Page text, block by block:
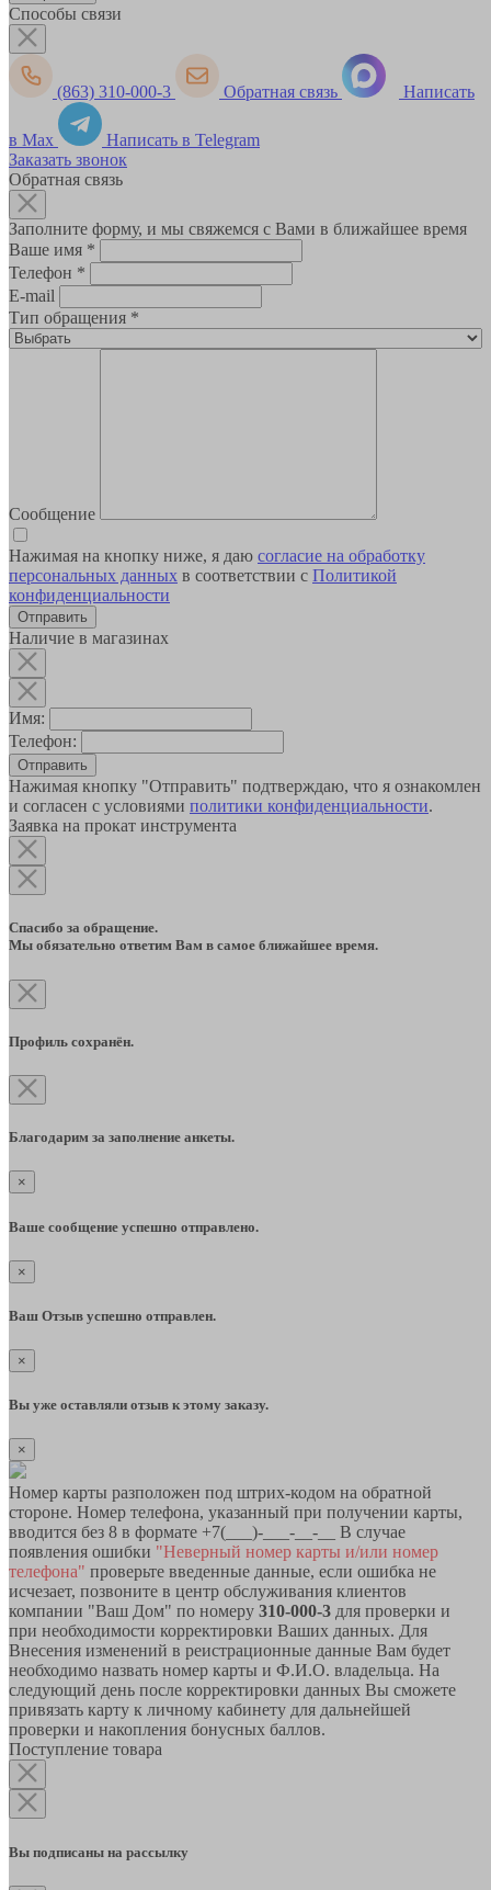
Способы связи
(863) 310-000-3 Обратная связь Написать
в Max
Написать в Telegram
Заказать звонок
Обратная связь
Заполните форму, и мы свяжемся с Вами в ближайшее время
Ваше имя *
Телефон *
E-mail
Тип обращения *
Сообщение
Нажимая на кнопку ниже, я даю согласие на обработку
персональных данных в соответствии с Политикой
конфиденциальности
Наличие в магазинах
Имя:
Телефон:
Отправить
Нажимая кнопку "Отправить" подтверждаю, что я ознакомлен
и согласен с условиями политики конфиденциальности.
Заявка на прокат инструмента
Спасибо за обращение.
Мы обязательно ответим Вам в самое ближайшее время.
Профиль сохранён.
Благодарим за заполнение анкеты.
×
Ваше сообщение успешно отправлено.
×
Ваш Отзыв успешно отправлен.
×
Вы уже оставляли отзыв к этому заказу.
×
Номер карты разположен под штрих-кодом на обратной
стороне. Номер телефона, указанный при получении карты,
вводится без 8 в формате +7(___)-___-__-__ В случае
появления ошибки "Неверный номер карты и/или номер
телефона" проверьте введенные данные, если ошибка не
исчезает, позвоните в центр обслуживания клиентов
компании "Ваш Дом" по номеру 310-000-3 для проверки и
при необходимости корректировки Ваших данных. Для
Внесения изменений в реистрационные данные Вам будет
необходимо назвать номер карты и Ф.И.О. владельца. На
следующий день после корректировки данных Вы сможете
привязать карту к личному кабинету для дальнейшей
проверки и накопления бонусных баллов.
Поступление товара
Вы подписаны на рассылку